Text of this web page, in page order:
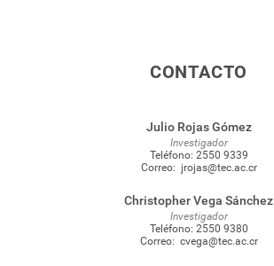
CONTACTO
Julio Rojas Gómez
Investigador
Teléfono: 2550 9339
Correo: jrojas@tec.ac.cr
Christopher Vega Sánchez
Investigador
Teléfono: 2550 9380
Correo: cvega@tec.ac.cr